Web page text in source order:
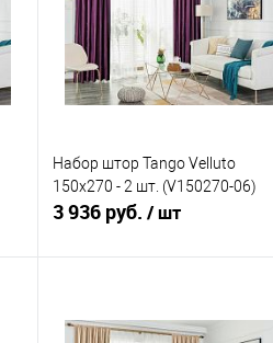
В избранное
В наличии
Набор штор Tango Velluto
150x270 - 2 шт. (V150270-06)
3 936 руб. / шт